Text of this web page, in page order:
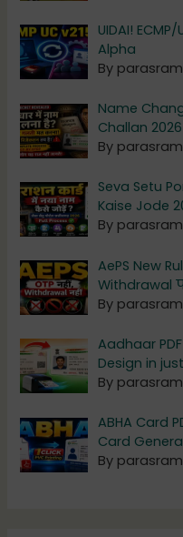
UIDAI!
Alpha
By
Name
Challan 2026
By
Seva Setu
Kaise Jode
By
AePS New
Withdrawal
By
Aadhaar
Design in
By
ABHA Card
Card
By